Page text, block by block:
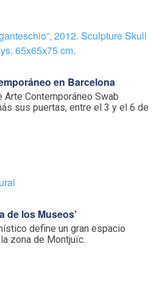
en Barcelona
Arte Contemporáneo Swab
sus puertas, entre el 3 y el 6 de
de los Museos’
define un gran espacio
zona de Montjuïc.